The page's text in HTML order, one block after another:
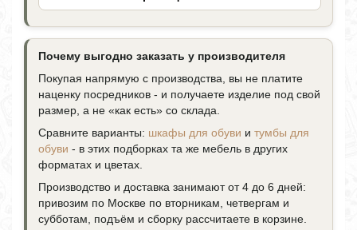
Почему выгодно заказать у производителя
Покупая напрямую с производства, вы не платите
наценку посредников - и получаете изделие под свой
размер, а не «как есть» со склада.
Сравните варианты: шкафы для обуви и тумбы для
обуви - в этих подборках та же мебель в других
форматах и цветах.
Производство и доставка занимают от 4 до 6 дней:
привозим по Москве по вторникам, четвергам и
субботам, подъём и сборку рассчитаете в корзине.